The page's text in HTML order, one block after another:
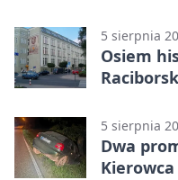
5 sierpnia
Osiem
5 sierpnia
Dwa